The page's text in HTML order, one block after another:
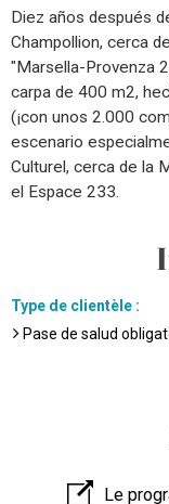
Diez años después
Champollion, cerca
"Marsella-Provenza
carpa de 400 m2,
(¡con unos 2.000
escenario
Culturel, cerca de la
el Espace 233.
Type de clientèle :
Pase de salud
Le